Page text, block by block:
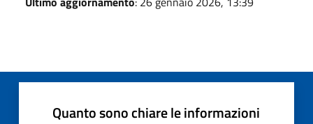
Quanto sono chiare le informazioni